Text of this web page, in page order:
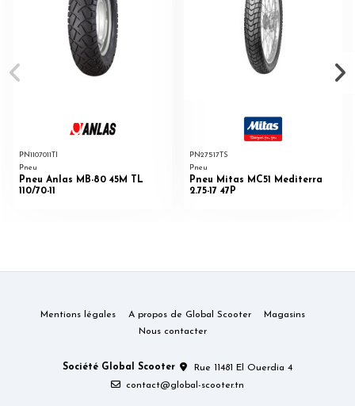
PN1107011TI
Pneu
Pneu Anlas MB-80 45M TL
110/70-11
PN27517TS
Pneu
Pneu Mitas MC51 Mediterra
2.75-17 47P
Mentions légales A propos de Global Scooter
Magasins
Nous contacter
Société Global Scooter
Rue 11481 El Ouerdia 4
contact@global-scooter.tn